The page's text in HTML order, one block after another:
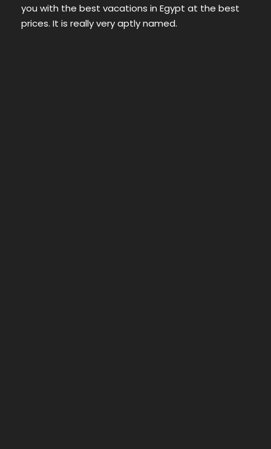
you with the best vacations in Egypt at the best
prices. It is really very aptly named.